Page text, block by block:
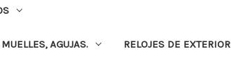
AGUJAS. RELOJES DE EXTERIOR